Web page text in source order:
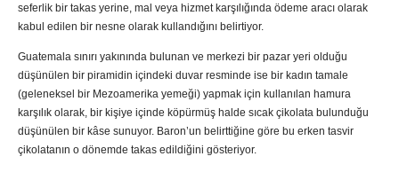
seferlik bir takas yerine, mal veya hizmet karşılığında ödeme aracı olarak
kabul edilen bir nesne olarak kullandığını belirtiyor.
Guatemala sınırı yakınında bulunan ve merkezi bir pazar yeri olduğu
düşünülen bir piramidin içindeki duvar resminde ise bir kadın tamale
(geleneksel bir Mezoamerika yemeği) yapmak için kullanılan hamura
karşılık olarak, bir kişiye içinde köpürmüş halde sıcak çikolata bulunduğu
düşünülen bir kâse sunuyor. Baron’un belirttiğine göre bu erken tasvir
çikolatanın o dönemde takas edildiğini gösteriyor.